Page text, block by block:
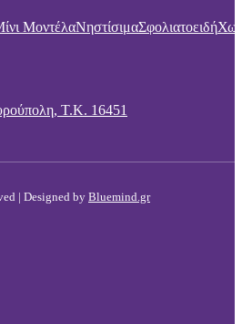
ΜοντέλαΝηστίσιμαΣφολιατοειδή
Τ.Κ. 16451
| Designed by Bluemind.gr